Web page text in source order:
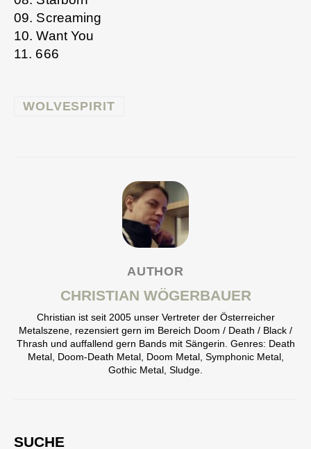
09. Screaming
10. Want You
11. 666
WOLVESPIRIT
AUTHOR
CHRISTIAN WÖGERBAUER
Christian ist seit 2005 unser Vertreter der Österreicher
Metalszene, rezensiert gern im Bereich Doom / Death / Black /
Thrash und auffallend gern Bands mit Sängerin. Genres: Death
Metal, Doom-Death Metal, Doom Metal, Symphonic Metal,
Gothic Metal, Sludge.
SUCHE